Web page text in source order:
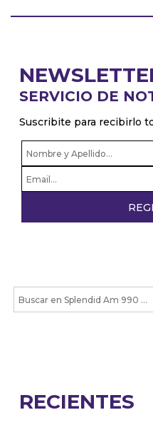
SERVICIO DE
Suscribite para recibirlo
RECIENTES